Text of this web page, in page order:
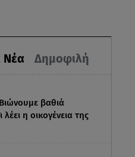
Νέα Δημοφιλή
βαθιά
η οικογένεια της